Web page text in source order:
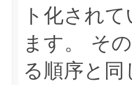
ト化されて
ます。
そ
る順序と同